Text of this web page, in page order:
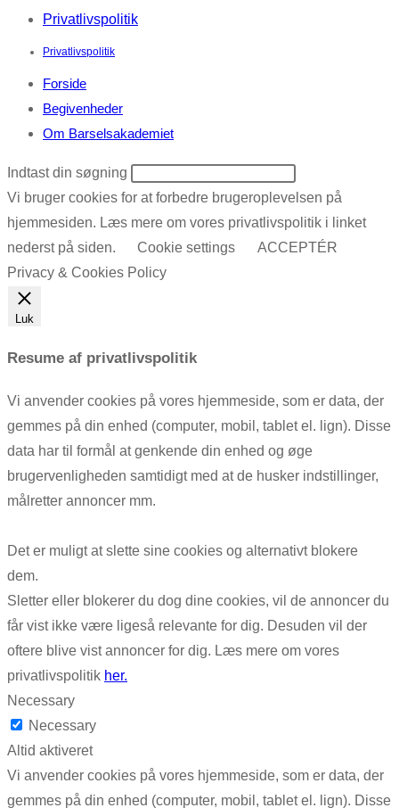
Privatlivspolitik
Privatlivspolitik
Forside
Begivenheder
Om Barselsakademiet
Indtast din søgning
Vi bruger cookies for at forbedre brugeroplevelsen på
hjemmesiden. Læs mere om vores privatlivspolitik i linket
nederst på siden.
Cookie settings
ACCEPTÉR
Privacy & Cookies Policy
Luk
Resume af privatlivspolitik
Vi anvender cookies på vores hjemmeside, som er data, der
gemmes på din enhed (computer, mobil, tablet el. lign). Disse
data har til formål at genkende din enhed og øge
brugervenligheden samtidigt med at de husker indstillinger,
målretter annoncer mm.
Det er muligt at slette sine cookies og alternativt blokere
dem.
Sletter eller blokerer du dog dine cookies, vil de annoncer du
får vist ikke være ligeså relevante for dig. Desuden vil der
oftere blive vist annoncer for dig. Læs mere om vores
privatlivspolitik her.
Necessary
Necessary
Altid aktiveret
Vi anvender cookies på vores hjemmeside, som er data, der
gemmes på din enhed (computer, mobil, tablet el. lign). Disse